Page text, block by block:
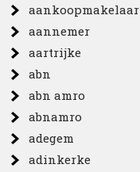
aankoopmakelaar
aannemer
aartrijke
abn
abn amro
abnamro
adegem
adinkerke